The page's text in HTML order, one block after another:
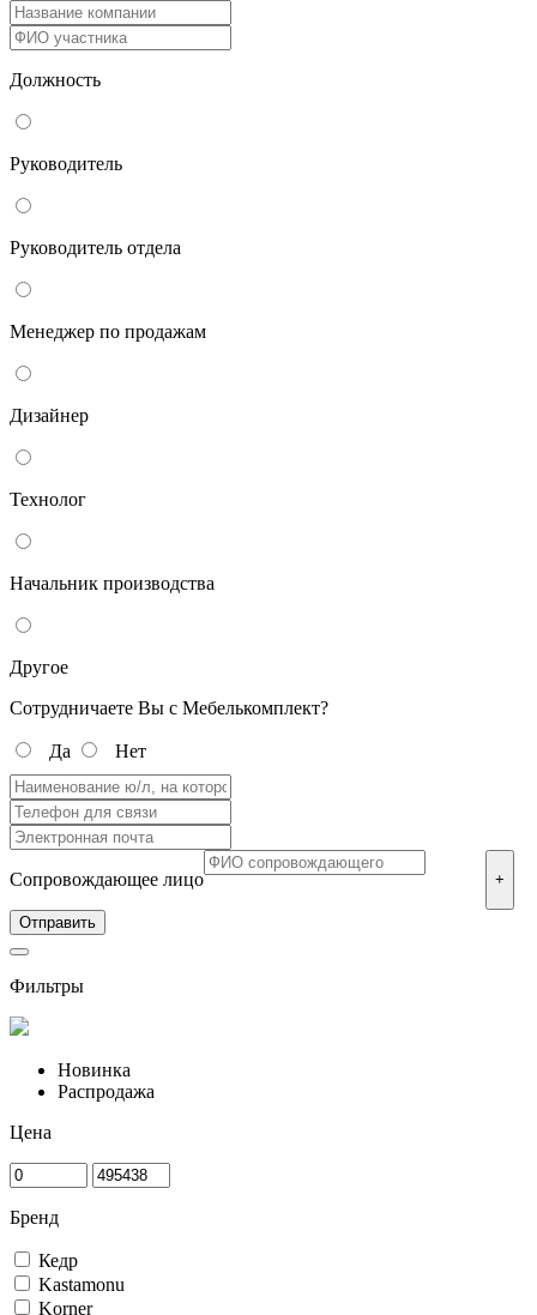
Должность
Руководитель
Руководитель отдела
Менеджер по продажам
Дизайнер
Технолог
Начальник производства
Другое
Сотрудничаете Вы с Мебелькомплект?
Да Нет
Сопровождающее лицо +
Фильтры
Новинка
Распродажа
Цена
Бренд
Кедр
Kastamonu
Korner